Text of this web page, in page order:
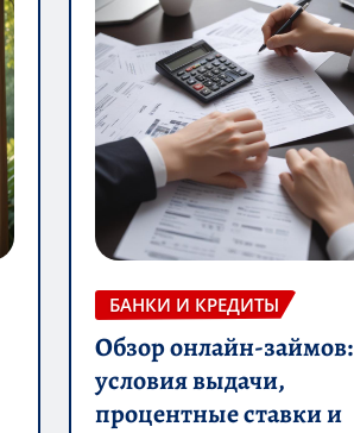
БАНКИ И КРЕДИТЫ
Обзор онлайн-займов:
условия выдачи,
процентные ставки и